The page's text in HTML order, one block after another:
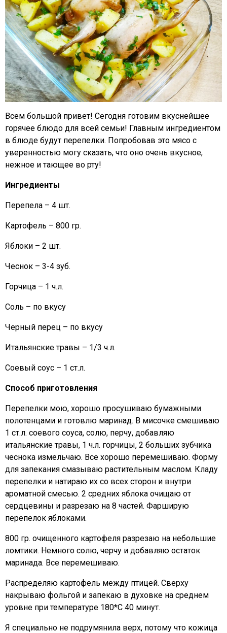
Всем большой привет! Сегодня готовим вкуснейшее
горячее блюдо для всей семьи! Главным ингредиентом
в блюде будут перепелки. Попробовав это мясо с
уверенностью могу сказать, что оно очень вкусное,
нежное и тающее во рту!
Ингредиенты
Перепела – 4 шт.
Картофель – 800 гр.
Яблоки – 2 шт.
Чеснок – 3-4 зуб.
Горчица – 1 ч.л.
Соль – по вкусу
Черный перец – по вкусу
Итальянские травы – 1/3 ч.л.
Соевый соус – 1 ст.л.
Способ приготовления
Перепелки мою, хорошо просушиваю бумажными
полотенцами и готовлю маринад. В мисочке смешиваю
1 ст.л. соевого соуса, солю, перчу, добавляю
итальянские травы, 1 ч.л. горчицы, 2 больших зубчика
чеснока измельчаю. Все хорошо перемешиваю. Форму
для запекания смазываю растительным маслом. Кладу
перепелки и натираю их со всех сторон и внутри
ароматной смесью. 2 средних яблока очищаю от
сердцевины и разрезаю на 8 частей. Фарширую
перепелок яблоками.
800 гр. очищенного картофеля разрезаю на небольшие
ломтики. Немного солю, черчу и добавляю остаток
маринада. Все перемешиваю.
Распределяю картофель между птицей. Сверху
накрываю фольгой и запекаю в духовке на среднем
уровне при температуре 180*С 40 минут.
Я специально не подрумянила верх, потому что кожица